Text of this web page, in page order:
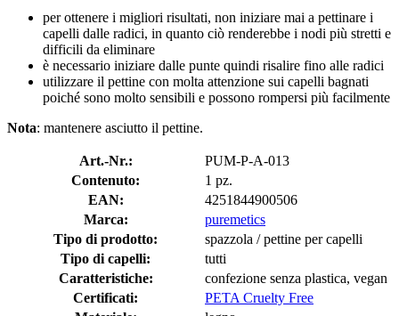
per ottenere i migliori risultati, non iniziare mai a pettinare i
capelli dalle radici, in quanto ciò renderebbe i nodi più stretti e
difficili da eliminare
è necessario iniziare dalle punte quindi risalire fino alle radici
utilizzare il pettine con molta attenzione sui capelli bagnati
poiché sono molto sensibili e possono rompersi più facilmente
Nota: mantenere asciutto il pettine.
Art.-Nr.:
PUM-P-A-013
Contenuto:
1 pz.
EAN:
4251844900506
Marca:
puremetics
Tipo di prodotto:
spazzola / pettine per capelli
Tipo di capelli:
tutti
Caratteristiche:
confezione senza plastica, vegan
Certificati:
PETA Cruelty Free